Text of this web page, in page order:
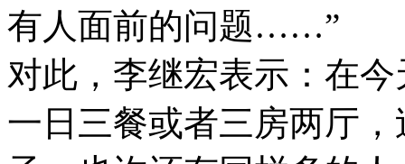
有人面前的问题……”
对此，李继宏表示：在
一日三餐或者三房两厅